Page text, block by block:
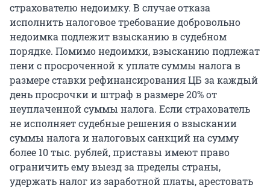
страхователю недоимку. В случае отказа
исполнить налоговое требование добровольно
недоимка подлежит взысканию в судебном
порядке. Помимо недоимки, взысканию подлежат
пени с просроченной к уплате суммы налога в
размере ставки рефинансирования ЦБ за каждый
день просрочки и штраф в размере 20% от
неуплаченной суммы налога. Если страхователь
не исполняет судебные решения о взыскании
суммы налога и налоговых санкций на сумму
более 10 тыс. рублей, приставы имеют право
ограничить ему выезд за пределы страны,
удержать налог из заработной платы, арестовать